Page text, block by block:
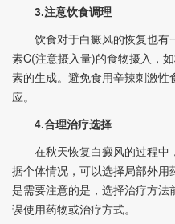
3.注意饮食调理
饮食对于白癜风的恢复也有
素C(注意摄入量)的食物摄入，
素的生成。避免食用辛辣刺激性
应。
4.合理治疗选择
在秋天恢复白癜风的过程中
据个体情况，可以选择局部外
是需要注意的是，选择治疗方
误使用药物或治疗方式。